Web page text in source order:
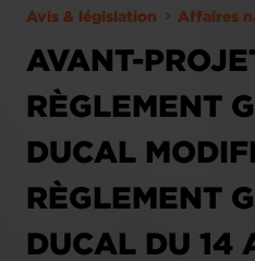
Avis & législation Affaires
AVANT-
RÈGLEMENT
DUCAL
RÈGLEMENT
DUCAL DU 14